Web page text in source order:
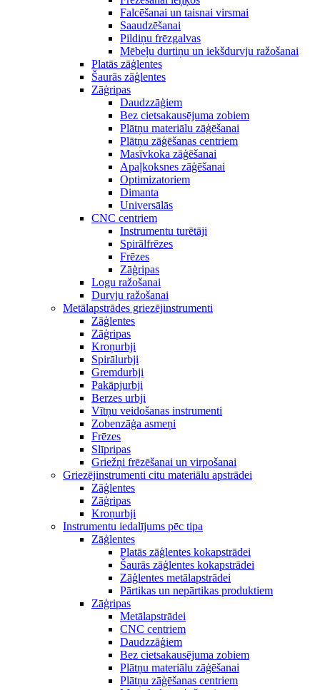
Falcēšanai un taisnai virsmai
Saaudzēšanai
Pildiņu frēzgalvas
Mēbeļu durtiņu un iekšdurvju ražošanai
Platās zāģlentes
Šaurās zāģlentes
Zāģripas
Daudzzāģiem
Bez cietsakausējuma zobiem
Plātņu materiālu zāģēšanai
Plātņu zāģēšanas centriem
Masīvkoka zāģēšanai
Apaļkoksnes zāģēšanai
Optimizatoriem
Dimanta
Universālās
CNC centriem
Instrumentu turētāji
Spirālfrēzes
Frēzes
Zāģripas
Logu ražošanai
Durvju ražošanai
Metālapstrādes griezējinstrumenti
Zāģlentes
Zāģripas
Kroņurbji
Spirālurbji
Gremdurbji
Pakāpjurbji
Berzes urbji
Vītņu veidošanas instrumenti
Zobenzāģa asmeņi
Frēzes
Slīpripas
Griežņi frēzēšanai un virpošanai
Griezējinstrumenti citu materiālu apstrādei
Zāģlentes
Zāģripas
Kroņurbji
Instrumentu iedalījums pēc tipa
Zāģlentes
Platās zāģlentes kokapstrādei
Šaurās zāģlentes kokapstrādei
Zāģlentes metālapstrādei
Pārtikas un nepārtikas produktiem
Zāģripas
Metālapstrādei
CNC centriem
Daudzzāģiem
Bez cietsakausējuma zobiem
Plātņu materiālu zāģēšanai
Plātņu zāģēšanas centriem